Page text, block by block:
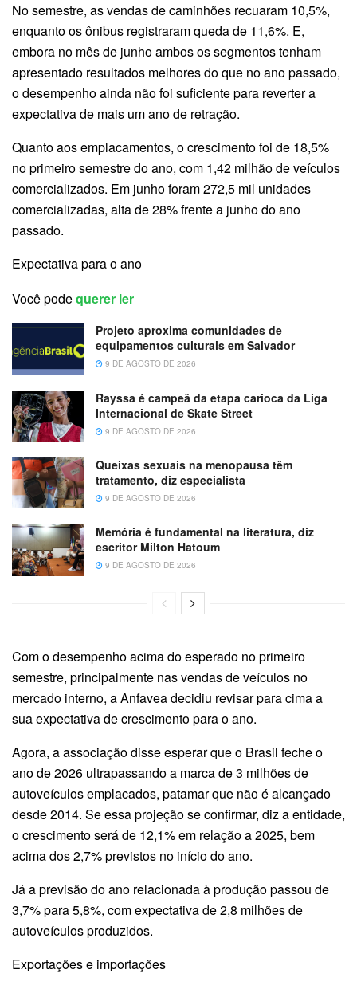
No semestre, as vendas de caminhões recuaram 10,5%,
enquanto os ônibus registraram queda de 11,6%. E,
embora no mês de junho ambos os segmentos tenham
apresentado resultados melhores do que no ano passado,
o desempenho ainda não foi suficiente para reverter a
expectativa de mais um ano de retração.
Quanto aos emplacamentos, o crescimento foi de 18,5%
no primeiro semestre do ano, com 1,42 milhão de veículos
comercializados. Em junho foram 272,5 mil unidades
comercializadas, alta de 28% frente a junho do ano
passado.
Expectativa para o ano
Você podequerer ler
Projeto aproxima comunidades de
equipamentos culturais em Salvador
9 DE AGOSTO DE 2026
Rayssa é campeã da etapa carioca da Liga
Internacional de Skate Street
9 DE AGOSTO DE 2026
Queixas sexuais na menopausa têm
tratamento, diz especialista
9 DE AGOSTO DE 2026
Memória é fundamental na literatura, diz
escritor Milton Hatoum
9 DE AGOSTO DE 2026
Com o desempenho acima do esperado no primeiro
semestre, principalmente nas vendas de veículos no
mercado interno, a Anfavea decidiu revisar para cima a
sua expectativa de crescimento para o ano.
Agora, a associação disse esperar que o Brasil feche o
ano de 2026 ultrapassando a marca de 3 milhões de
autoveículos emplacados, patamar que não é alcançado
desde 2014. Se essa projeção se confirmar, diz a entidade,
o crescimento será de 12,1% em relação a 2025, bem
acima dos 2,7% previstos no início do ano.
Já a previsão do ano relacionada à produção passou de
3,7% para 5,8%, com expectativa de 2,8 milhões de
autoveículos produzidos.
Exportações e importações